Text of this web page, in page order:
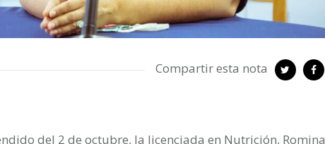
Compartir esta nota
del 2 de octubre, la licenciada en Nutrición, Romina